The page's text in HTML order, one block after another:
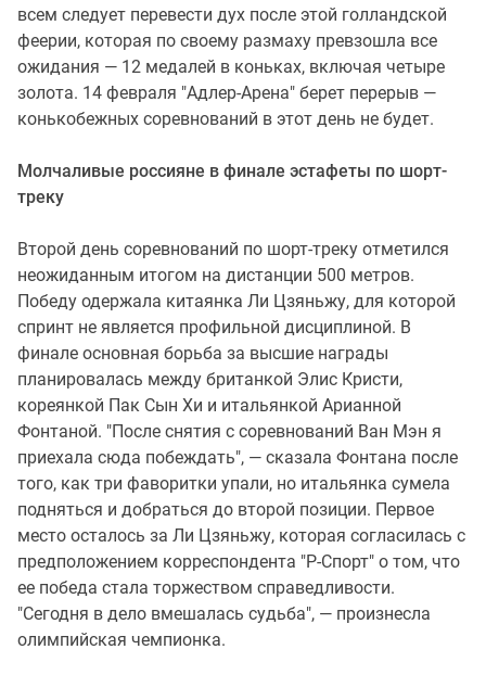
всем следует перевести дух после этой голландской
феерии, которая по своему размаху превзошла все
ожидания — 12 медалей в коньках, включая четыре
золота. 14 февраля "Адлер-Арена" берет перерыв —
конькобежных соревнований в этот день не будет.
Молчаливые россияне в финале эстафеты по шорт-
треку
Второй день соревнований по шорт-треку отметился
неожиданным итогом на дистанции 500 метров.
Победу одержала китаянка Ли Цзяньжу, для которой
спринт не является профильной дисциплиной. В
финале основная борьба за высшие награды
планировалась между британкой Элис Кристи,
кореянкой Пак Сын Хи и итальянкой Арианной
Фонтаной. "После снятия с соревнований Ван Мэн я
приехала сюда побеждать", — сказала Фонтана после
того, как три фаворитки упали, но итальянка сумела
подняться и добраться до второй позиции. Первое
место осталось за Ли Цзяньжу, которая согласилась с
предположением корреспондента "Р-Спорт" о том, что
ее победа стала торжеством справедливости.
"Сегодня в дело вмешалась судьба", — произнесла
олимпийская чемпионка.